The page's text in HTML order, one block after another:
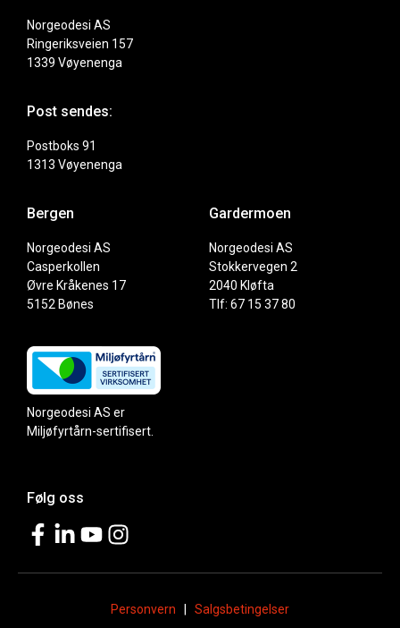
Norgeodesi AS
Ringeriksveien 157
1339 Vøyenenga
Post sendes:
Postboks 91
1313 Vøyenenga
Bergen
Norgeodesi AS
Casperkollen
Øvre Kråkenes 17
5152 Bønes
Gardermoen
Norgeodesi AS
Stokkervegen 2
2040 Kløfta
Tlf: 67 15 37 80
Norgeodesi AS er
Miljøfyrtårn-sertifisert.
Følg oss
Personvern | Salgsbetingelser